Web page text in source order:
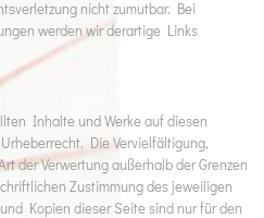
nicht zumutbar. Bei
werden wir derartige Links
Inhalte und Werke auf diesen
Die Vervielfältigung,
der Verwertung außerhalb der Grenzen
Zustimmung des jeweiligen
Kopien dieser Seite sind nur für den